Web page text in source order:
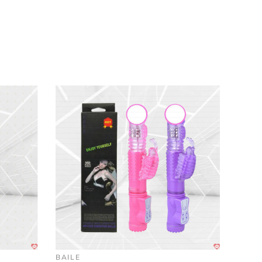
chỉ trong tầm tay. Với 20 mức rung
, bạn dễ
BAILE